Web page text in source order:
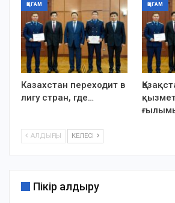
ҚОҒАМ
Казахстан переходит в
лигу стран, где…
ҚОҒАМ
АЛДЫҢҒЫ КЕЛЕСІ
Пікір қалдыру